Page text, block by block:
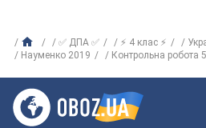
✅ ДПА ✅ ⚡ 4 клас ⚡
Науменко 2019
Контрольна робота 5